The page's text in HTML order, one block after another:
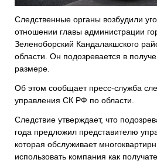
Следственные органы возбудили
отношении главы администрации
Зеленоборский Кандалакшского
области. Он подозревается в
размере.
Об этом сообщает пресс-служба
управления СК РФ по области.
Следствие утверждает, что
года предложил представителю
которая обслуживает
использовать компания как